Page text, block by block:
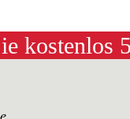
kostenlos